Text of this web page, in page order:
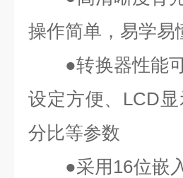
操作简单，易学易
●转换器性能
设定方便、 LCD
分比等参数
●采用 16位嵌